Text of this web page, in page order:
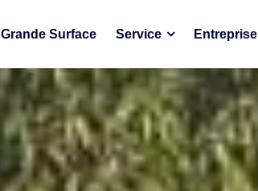
Grande Surface Service Entreprise